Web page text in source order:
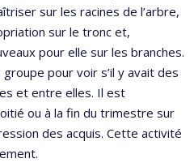
sur les racines de l’arbre,
sur le tronc et,
pour elle sur les branches.
pour voir s’il y avait des
et entre elles. Il est
ou à la fin du trimestre sur
des acquis. Cette activité